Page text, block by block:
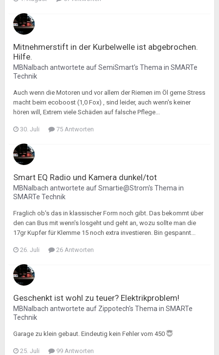
Mitnehmerstift in der Kurbelwelle ist abgebrochen.
Hilfe.
MBNalbach antwortete aufSemiSmart's Thema in SMARTe
Technik
Auch wenn die Motoren und vor allem der Riemen im Öl gerne Stress
macht beim ecoboost (1,0 Fox) , sind leider, auch wenn's keiner
hören will, Extrem viele Schäden auf falsche Pflege...
30. Juli 75 Antworten
Smart EQ Radio und Kamera dunkel/tot
MBNalbach antwortete aufSmartie@Strom's Thema in
SMARTe Technik
Fraglich ob's das in klassischer Form noch gibt. Das bekommt über
den can Bus mit wenn's losgeht und geht an, wozu sollte man die
17gr Kupfer für Klemme 15 noch extra investieren. Bin gespannt...
26. Juli 26 Antworten
Geschenkt ist wohl zu teuer? Elektrikproblem!
MBNalbach antwortete auf Zippotech's Thema in SMARTe
Technik
Garage zu klein gebaut. Eindeutig kein Fehler vom 450 😇
25. Juli 99 Antworten